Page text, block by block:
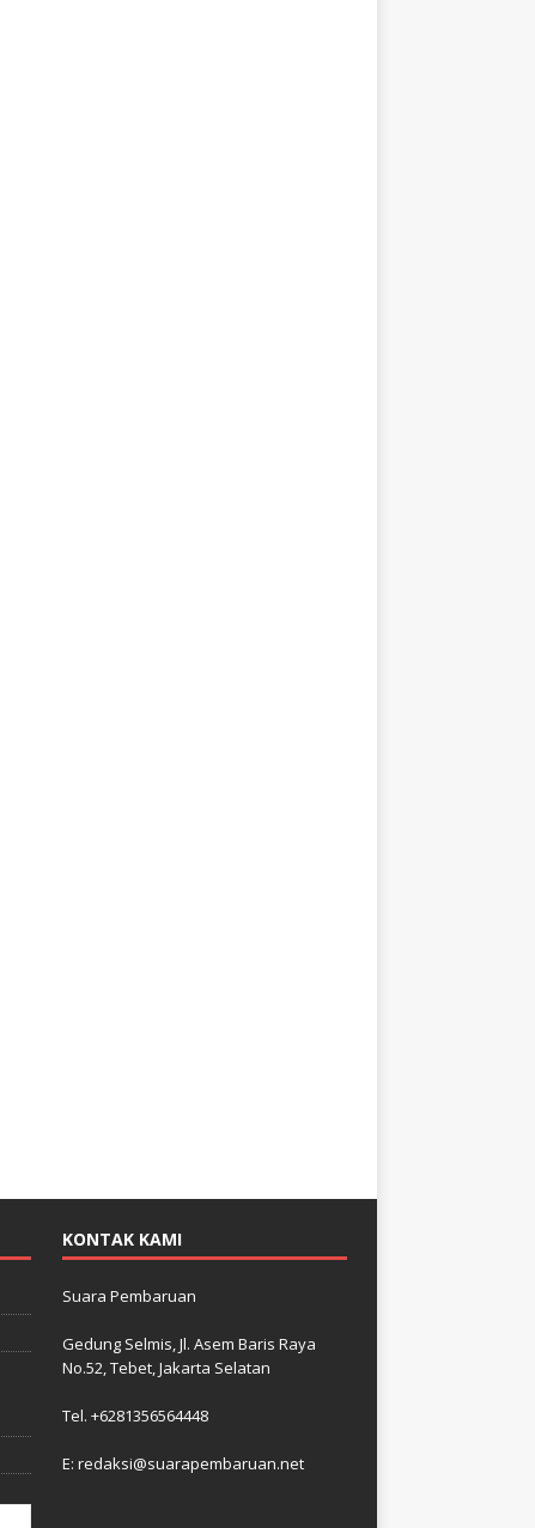
KONTAK KAMI
Suara Pembaruan
Gedung Selmis, Jl. Asem Baris Raya
No.52, Tebet, Jakarta Selatan
Tel. +6281356564448
E: redaksi@suarapembaruan.net